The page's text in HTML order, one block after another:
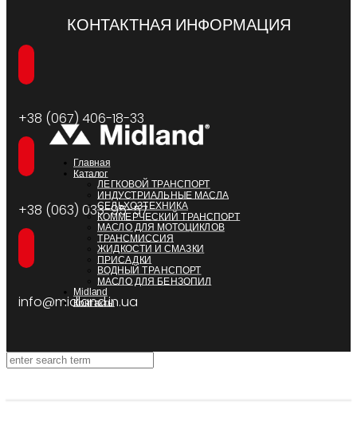
КОНТАКТНАЯ ИНФОРМАЦИЯ
+38 (067) 406-18-33
+38 (063) 033-95-57
info@midland.in.ua
Главная
Каталог
ЛЕГКОВОЙ ТРАНСПОРТ
ИНДУСТРИАЛЬНЫЕ МАСЛА
СЕЛЬХОЗТЕХНИКА
КОММЕРЧЕСКИЙ ТРАНСПОРТ
МАСЛО ДЛЯ МОТОЦИКЛОВ
ТРАНСМИССИЯ
ЖИДКОСТИ И СМАЗКИ
ПРИСАДКИ
ВОДНЫЙ ТРАНСПОРТ
МАСЛО ДЛЯ БЕНЗОПИЛ
Midland
Контакты